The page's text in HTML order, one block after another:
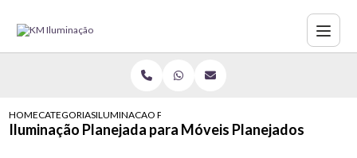
HOMECATEGORIASILUMINACAO PLANEJADA PARA MOVEIS PLANEJADOS
Iluminação Planejada para Móveis Planejados